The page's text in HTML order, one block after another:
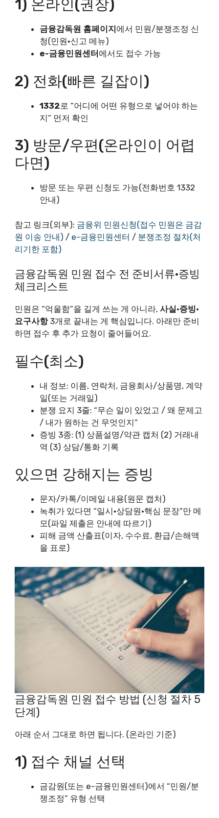
1) 온라인(권장)
금융감독원 홈페이지 에서 민원/분쟁조정 신
청(민원·신고 메뉴)
e-금융민원센터 에서도 접수 가능
2) 전화(빠른 길잡이)
1332 로 “어디에 어떤 유형으로 넣어야 하는
지” 먼저 확인
3) 방문/우편(온라인이 어렵
다면)
방문 또는 우편 신청도 가능(전화번호 1332
안내)
참고 링크(외부): 금융위 민원신청(접수 민원은 금감
원 이송 안내) / e-금융민원센터 / 분쟁조정 절차(처
리기한 포함)
금융감독원 민원 접수 전 준비서류·증빙
체크리스트
민원은 “억울함”을 길게 쓰는 게 아니라, 사실·증빙·
요구사항3개로 끝내는 게 핵심입니다. 아래만 준비
하면 접수 후 추가 요청이 줄어들어요.
필수(최소)
내 정보: 이름, 연락처, 금융회사/상품명, 계약
일(또는 거래일)
분쟁 요지 3줄: “무슨 일이 있었고 / 왜 문제고
/ 내가 원하는 건 무엇인지”
증빙 3종: (1) 상품설명/약관 캡처 (2) 거래내
역 (3) 상담/통화 기록
있으면 강해지는 증빙
문자/카톡/이메일 내용(원문 캡처)
녹취가 있다면 “일시·상담원·핵심 문장”만 메
모(파일 제출은 안내에 따르기)
피해 금액 산출표(이자, 수수료, 환급/손해액
을 표로)
금융감독원 민원 접수 방법 (신청 절차 5
단계)
아래 순서 그대로 하면 됩니다. (온라인 기준)
1) 접수 채널 선택
금감원(또는 e-금융민원센터)에서 “민원/분
쟁조정” 유형 선택